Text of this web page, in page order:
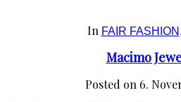
In FAIR FASHION ,
Macimo
Posted on 6.